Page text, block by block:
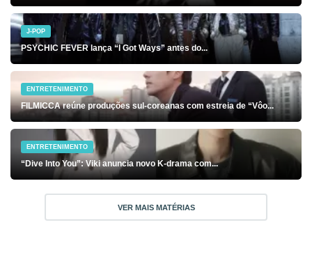
J-POP
PSYCHIC FEVER lança “I Got Ways” antes do...
ENTRETENIMENTO
FILMICCA reúne produções sul-coreanas com estreia de “Vôo...
ENTRETENIMENTO
“Dive Into You”: Viki anuncia novo K-drama com...
VER MAIS MATÉRIAS